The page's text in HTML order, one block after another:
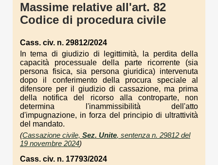
Massime relative all'art. 82
Codice di procedura civile
Cass. civ. n. 29812/2024
In tema di giudizio di legittimità, la perdita della
capacità processuale della parte ricorrente (sia
persona fisica, sia persona giuridica) intervenuta
dopo il conferimento della procura speciale al
difensore per il giudizio di cassazione, ma prima
della notifica del ricorso alla controparte, non
determina l'inammissibilità dell'atto
d'impugnazione, in forza del principio di ultrattività
del mandato.
(Cassazione civile, Sez. Unite, sentenza n. 29812 del
19 novembre 2024)
Cass. civ. n. 17793/2024